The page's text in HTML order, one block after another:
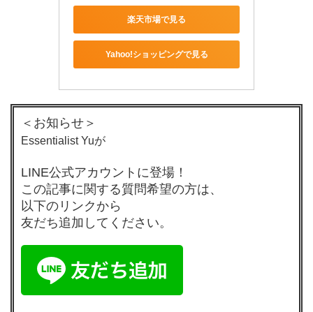
楽天市場で見る
Yahoo!ショッピングで見る
＜お知らせ＞
Essentialist Yuが
LINE公式アカウントに登場！
この記事に関する質問希望の方は、
以下のリンクから
友だち追加してください。